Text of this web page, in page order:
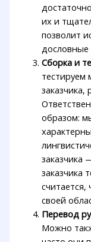
их и
позволит
Сборка и
тестируем
образом:
заказчика
заказчика
своей
Перевод
Можно